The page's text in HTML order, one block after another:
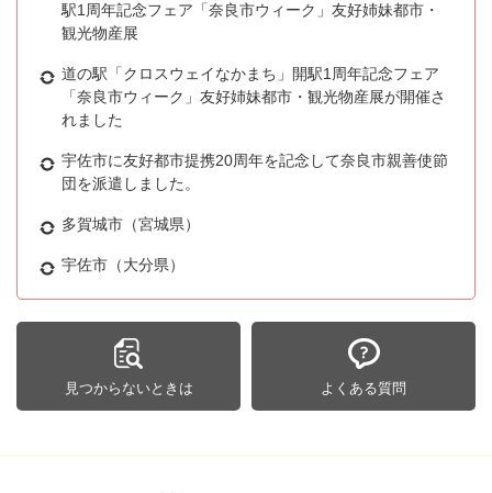
駅1周年記念フェア「奈良市ウィーク」友好姉妹都市・
観光物産展
道の駅「クロスウェイなかまち」開駅1周年記念フェア
「奈良市ウィーク」友好姉妹都市・観光物産展が開催さ
れました
宇佐市に友好都市提携20周年を記念して奈良市親善使節
団を派遣しました。
多賀城市（宮城県）
宇佐市（大分県）
見つからないときは よくある質問